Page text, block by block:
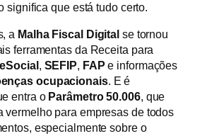
significa que está tudo certo.
a Malha Fiscal Digital se tornou
ferramentas da Receita para
eSocial , SEFIP, FAP e informações
ocupacionais. E é
entra o Parâmetro 50.006, que
vermelho para empresas de todos
especialmente sobre o